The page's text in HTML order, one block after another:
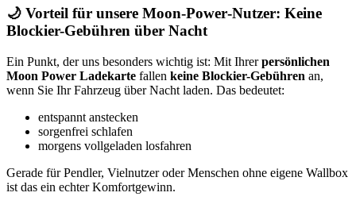
🌙 Vorteil für unsere Moon‑Power‑Nutzer: Keine
Blockier-Gebühren über Nacht
Ein Punkt, der uns besonders wichtig ist: Mit Ihrerpersönlichen
Moon Power Ladekarte fallen keine Blockier-Gebühren an,
wenn Sie Ihr Fahrzeug über Nacht laden. Das bedeutet:
entspannt anstecken
sorgenfrei schlafen
morgens vollgeladen losfahren
Gerade für Pendler, Vielnutzer oder Menschen ohne eigene Wallbox
ist das ein echter Komfortgewinn.